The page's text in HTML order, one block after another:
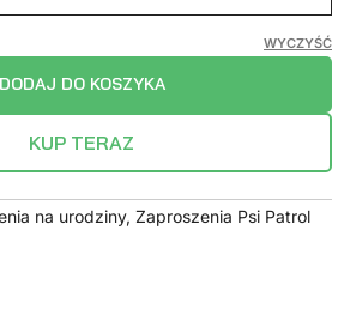
WYCZYŚĆ
DODAJ DO KOSZYKA
KUP TERAZ
na urodziny, Zaproszenia Psi Patrol